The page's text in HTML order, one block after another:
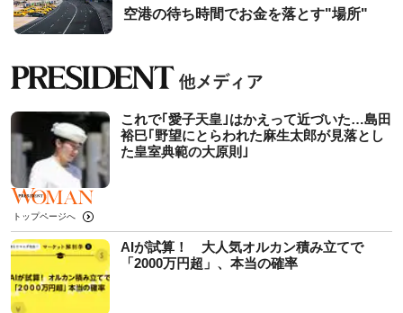
空港の待ち時間でお金を落とす"場所"
これで｢愛子天皇｣はかえって近づいた…島田
裕巳｢野望にとらわれた麻生太郎が見落とし
た皇室典範の大原則｣
トップページへ
AIが試算！ 大人気オルカン積み立てで
「2000万円超」、本当の確率